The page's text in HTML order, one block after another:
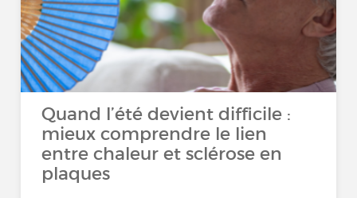
Quand l’été devient difficile :
mieux comprendre le lien
entre chaleur et sclérose en
plaques